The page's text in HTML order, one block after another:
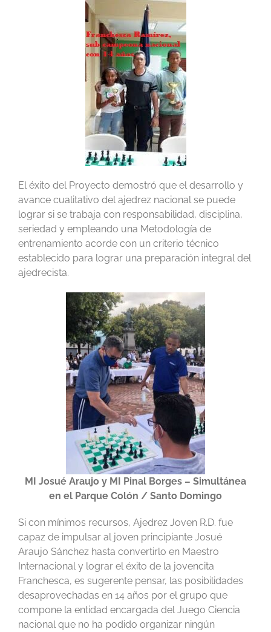
El éxito del Proyecto demostró que el desarrollo y
avance cualitativo del ajedrez nacional se puede
lograr si se trabaja con responsabilidad, disciplina,
seriedad y empleando una Metodología de
entrenamiento acorde con un criterio técnico
establecido para lograr una preparación integral del
ajedrecista.
MI Josué Araujo y MI Pinal Borges – Simultánea
en el Parque Colón / Santo Domingo
Si con mínimos recursos, Ajedrez Joven R.D. fue
capaz de impulsar al joven principiante Josué
Araujo Sánchez hasta convertirlo en Maestro
Internacional y lograr el éxito de la jovencita
Franchesca, es sugerente pensar, las posibilidades
desaprovechadas en 14 años por el grupo que
compone la entidad encargada del Juego Ciencia
nacional que no ha podido organizar ningún